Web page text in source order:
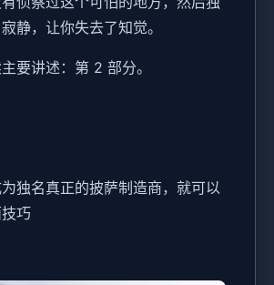
静，让你失去了知觉。
要讲述：第 2 部分。
独名真正的披萨制造商，就可以
巧